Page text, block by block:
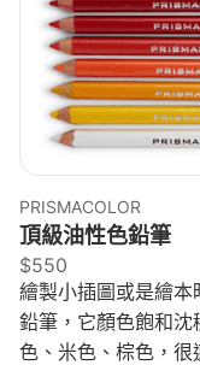
PRISMACOLOR
頂級油性色鉛筆
$550
繪製小插圖或是繪本
鉛筆，它顏色飽和
色、米色、棕色，很